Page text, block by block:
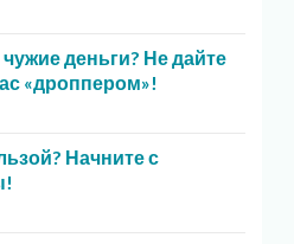
деньги? Не дайте
«дроппером»!
Начните с